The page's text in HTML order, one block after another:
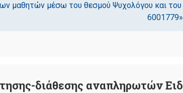
μαθητών μέσω του θεσμού Ψυχολόγου και
6001779»
διάθεσης αναπληρωτών